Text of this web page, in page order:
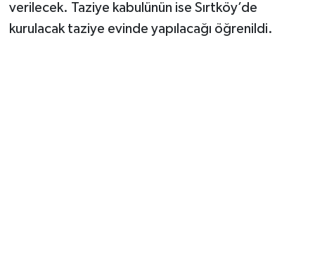
verilecek. Taziye kabulünün ise Sırtköy’de
kurulacak taziye evinde yapılacağı öğrenildi.